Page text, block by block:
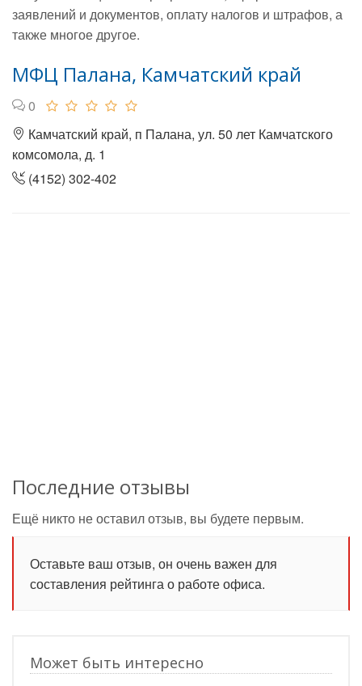
заявлений и документов, оплату налогов и штрафов, а
также многое другое.
МФЦ Палана, Камчатский край
0
Камчатский край, п Палана, ул. 50 лет Камчатского
комсомола, д. 1
(4152) 302-402
Последние отзывы
Ещё никто не оставил отзыв, вы будете первым.
Оставьте ваш отзыв, он очень важен для
составления рейтинга о работе офиса.
Может быть интересно